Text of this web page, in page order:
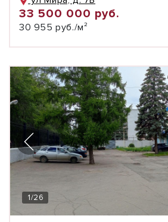
33 500 000 руб.
30 955 руб./м²
1/26